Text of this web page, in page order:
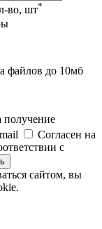
во, шт*
файлов до 10мб
получение
Согласен на
с
сайтом, вы